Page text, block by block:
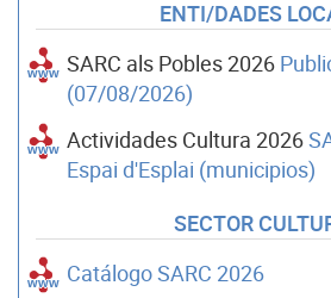
ENTI/DADES
SARC als Pobles 2026
(07/08/2026)
Actividades Cultura 2026
Espai d'Esplai (municipios)
SECTOR
Catálogo SARC 2026